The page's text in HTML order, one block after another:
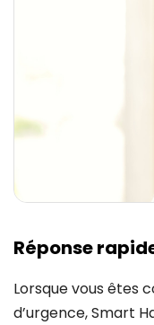
Réponse
Lorsque vous êtes
d’urgence, Smart